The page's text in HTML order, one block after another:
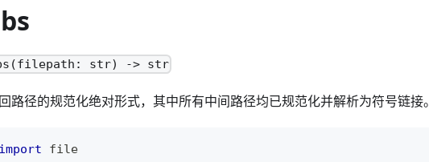
str) -> str
路径的规范化绝对形式，其中所有中间路径均已规范化并解析为符号链接。
import file